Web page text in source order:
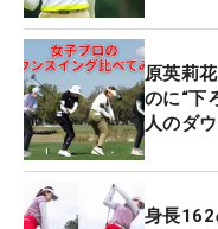
原英莉
のに“下
人のダ
身長162